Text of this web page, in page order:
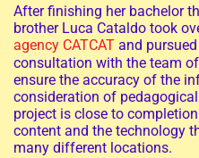
After finishing her bachelor
brother Luca Cataldo took
agency CATCAT and
consultation with the team
ensure the accuracy of the
consideration of
project is close to
content and the technology
many different locations.